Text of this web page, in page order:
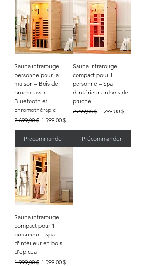
Sauna infrarouge 1
personne pour la
maison – Bois de
pruche avec
Bluetooth et
chromothérapie
Prix original
2 699,00 $ Prix promotionnel
1 599,00 $
Précommander
Sauna infrarouge
compact pour 1
personne – Spa
d'intérieur en bois de
pruche
Prix original
2 299,00 $ Prix promotionnel
1 299,00 $
Précommander
Sauna infrarouge
compact pour 1
personne – Spa
d'intérieur en bois
d'épicéa
Prix original
1 999,00 $ Prix promotionnel
1 099,00 $